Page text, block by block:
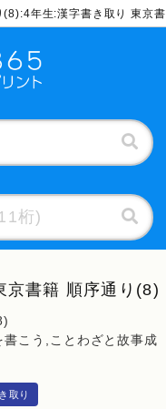
年生:漢字書き取り 東京
京書籍 順序通り(8)
こう,ことわざと故事成
取り